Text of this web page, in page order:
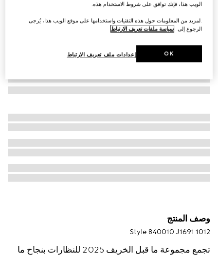
وصف المنتج
Style ‎840010 J1691 1012
تجمع مجموعة ما قبل الخريف 2025 للنظارات بنجاح ما
الويب هذا، فإنك توافق على شروط الاستخدام هذه.
.لمزيد من المعلومات حول هذه التقنيات واستخدامها على موقع الويب هذا، يُرجى
الرجوع إلى سياسة ملفات تعريف الارتباط
إعدادات ملف تعريف الارتباط OK